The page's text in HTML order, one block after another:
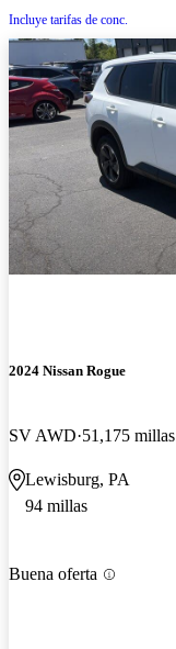
Incluye tarifas de conc.
2024 Nissan Rogue
SV AWD 51,175 millas
Lewisburg, PA
94 millas
Buena oferta